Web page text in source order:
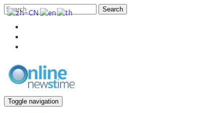
Search
Toggle navigation